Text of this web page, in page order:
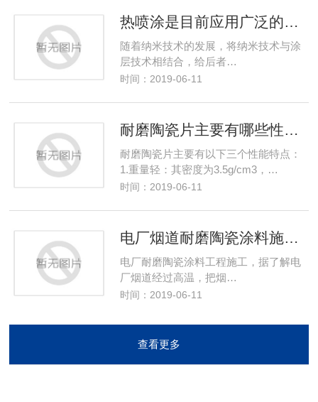
热喷涂是目前应用广泛的工艺么
随着纳米技术的发展，将纳米技术与涂
层技术相结合，给后者…
时间：2019-06-11
耐磨陶瓷片主要有哪些性能特点
耐磨陶瓷片主要有以下三个性能特点：
1.重量轻：其密度为3.5g/cm3，…
时间：2019-06-11
电厂烟道耐磨陶瓷涂料施工方法
电厂耐磨陶瓷涂料工程施工，据了解电
厂烟道经过高温，把烟…
时间：2019-06-11
查看更多